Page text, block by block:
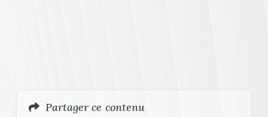
Partager ce contenu